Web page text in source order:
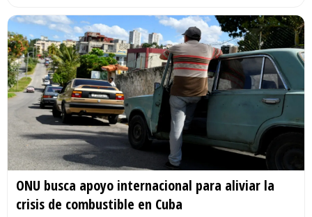
ONU busca apoyo internacional para aliviar la
crisis de combustible en Cuba